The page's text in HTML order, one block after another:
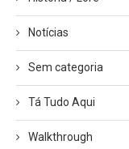
Notícias
Sem categoria
Tá Tudo Aqui
Walkthrough